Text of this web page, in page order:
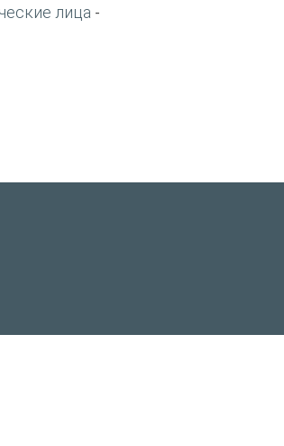
лица -